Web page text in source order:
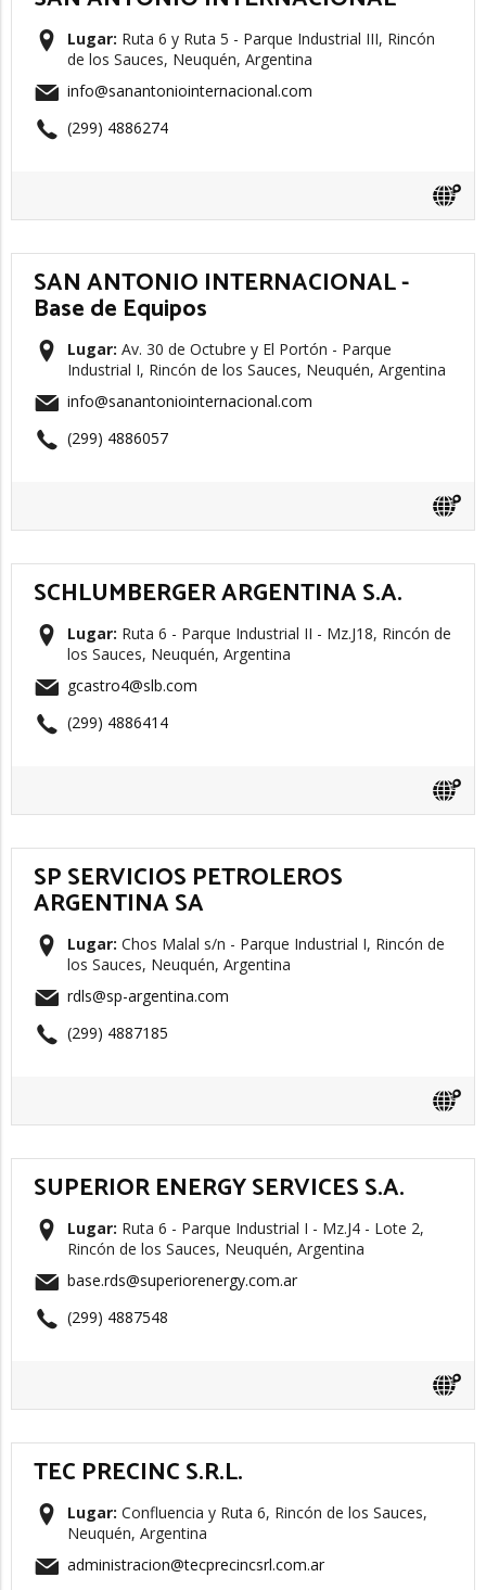
Lugar: Ruta 6 y Ruta 5 - Parque Industrial III, Rincón
de los Sauces, Neuquén, Argentina
info@sanantoniointernacional.com
(299) 4886274
SAN ANTONIO INTERNACIONAL -
Base de Equipos
Lugar: Av. 30 de Octubre y El Portón - Parque
Industrial I, Rincón de los Sauces, Neuquén, Argentina
info@sanantoniointernacional.com
(299) 4886057
SCHLUMBERGER ARGENTINA S.A.
Lugar: Ruta 6 - Parque Industrial II - Mz.J18, Rincón de
los Sauces, Neuquén, Argentina
gcastro4@slb.com
(299) 4886414
SP SERVICIOS PETROLEROS
ARGENTINA SA
Lugar: Chos Malal s/n - Parque Industrial I, Rincón de
los Sauces, Neuquén, Argentina
rdls@sp-argentina.com
(299) 4887185
SUPERIOR ENERGY SERVICES S.A.
Lugar: Ruta 6 - Parque Industrial I - Mz.J4 - Lote 2,
Rincón de los Sauces, Neuquén, Argentina
base.rds@superiorenergy.com.ar
(299) 4887548
TEC PRECINC S.R.L.
Lugar: Confluencia y Ruta 6, Rincón de los Sauces,
Neuquén, Argentina
administracion@tecprecincsrl.com.ar